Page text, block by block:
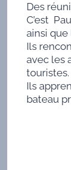
Des
C’est
ainsi que
Ils
avec les
touristes.
Ils
bateau